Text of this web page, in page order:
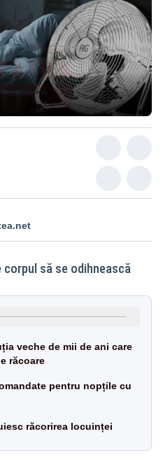
să se odihnească
veche de mii de ani care
răcoare
pentru nopțile cu
răcorirea locuinței